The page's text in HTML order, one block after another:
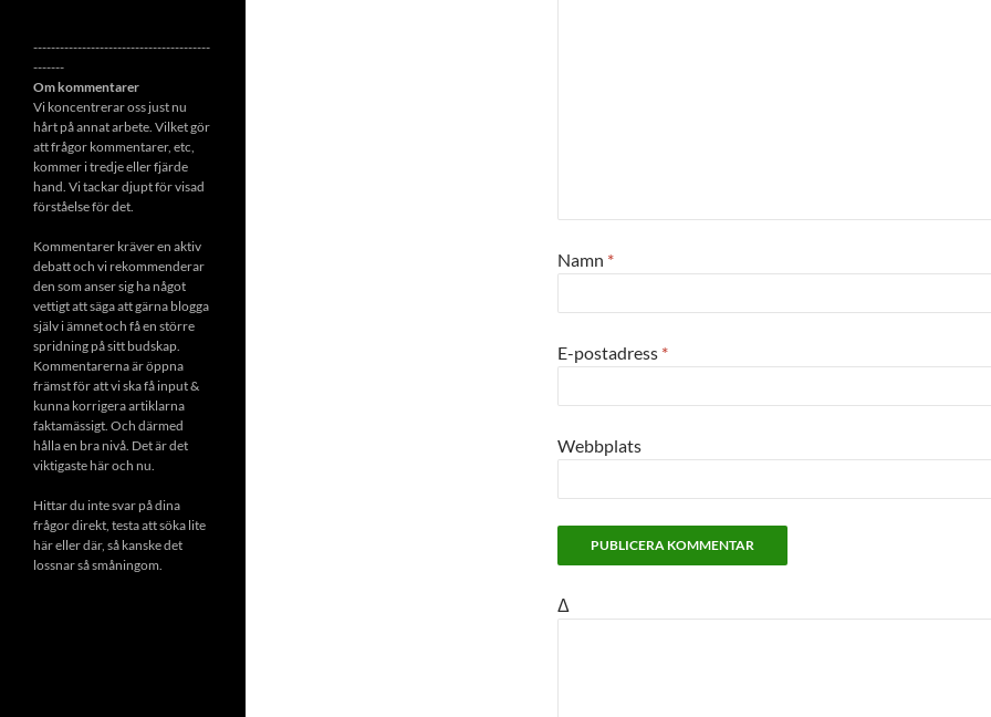
Namn *
E-postadress *
Webbplats
Δ
----------------------------------------
-------
Om kommentarer
Vi koncentrerar oss just nu
hårt på annat arbete. Vilket gör
att frågor kommentarer, etc,
kommer i tredje eller fjärde
hand. Vi tackar djupt för visad
förståelse för det.
Kommentarer kräver en aktiv
debatt och vi rekommenderar
den som anser sig ha något
vettigt att säga att gärna blogga
själv i ämnet och få en större
spridning på sitt budskap.
Kommentarerna är öppna
främst för att vi ska få input &
kunna korrigera artiklarna
faktamässigt. Och därmed
hålla en bra nivå. Det är det
viktigaste här och nu.
Hittar du inte svar på dina
frågor direkt, testa att söka lite
här eller där, så kanske det
lossnar så småningom.